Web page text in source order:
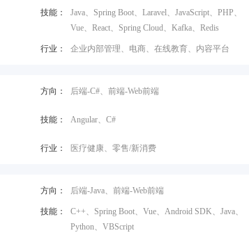
技能：
Java、Spring Boot、Laravel、JavaScript、PHP、
Vue、React、Spring Cloud、Kafka、Redis
行业： 企业内部管理、电商、在线教育、内容平台
方向： 后端-C#、前端-Web前端
技能： Angular、C#
行业： 医疗健康、零售/新消费
方向： 后端-Java、前端-Web前端
技能：
C++、Spring Boot、Vue、Android SDK、Java、
Python、VBScript